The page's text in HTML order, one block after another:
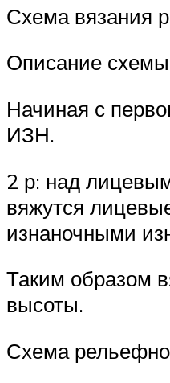
Схема вязания
Описание
Начиная с
ИЗН.
2 р: над
вяжутся
изнаночными
Таким образом
высоты.
Схема